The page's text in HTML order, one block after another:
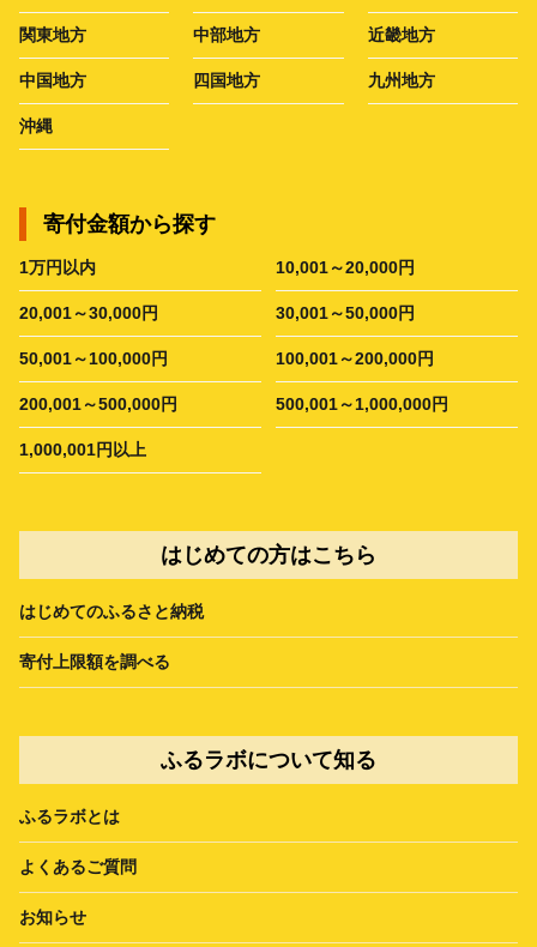
関東地方 中部地方 近畿地方
中国地方 四国地方 九州地方
沖縄
寄付金額から探す
1万円以内 10,001～20,000円
20,001～30,000円 30,001～50,000円
50,001～100,000円 100,001～200,000円
200,001～500,000円 500,001～1,000,000円
1,000,001円以上
はじめての方はこちら
はじめてのふるさと納税
寄付上限額を調べる
ふるラボについて知る
ふるラボとは
よくあるご質問
お知らせ